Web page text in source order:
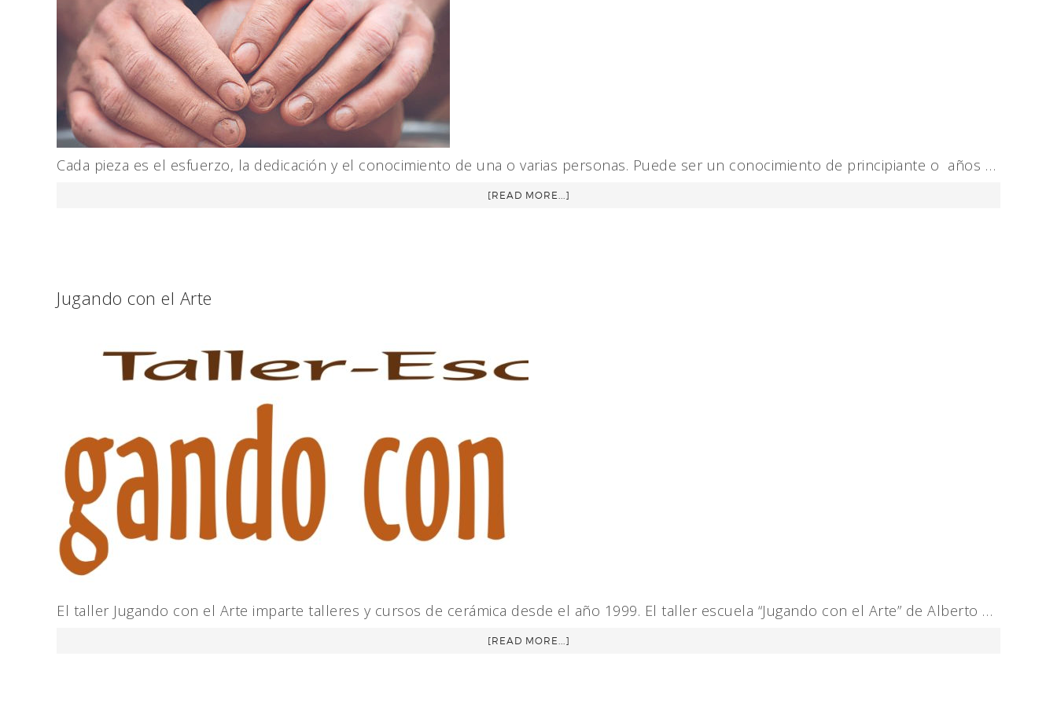
Cada pieza es el esfuerzo, la dedicación y el conocimiento de una o varias personas. Puede ser un conocimiento de principiante o años …
[READ MORE...]
Jugando con el Arte
El taller Jugando con el Arte imparte talleres y cursos de cerámica desde el año 1999. El taller escuela “Jugando con el Arte” de Alberto …
[READ MORE...]